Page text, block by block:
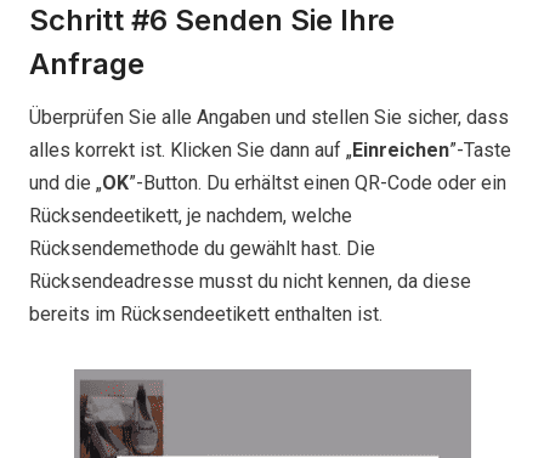
Schritt #6 Senden Sie Ihre
Anfrage
Überprüfen Sie alle Angaben und stellen Sie sicher, dass
alles korrekt ist. Klicken Sie dann auf „Einreichen”-Taste
und die „OK”-Button. Du erhältst einen QR-Code oder ein
Rücksendeetikett, je nachdem, welche
Rücksendemethode du gewählt hast. Die
Rücksendeadresse musst du nicht kennen, da diese
bereits im Rücksendeetikett enthalten ist.